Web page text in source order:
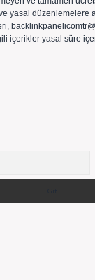
yasal düzenlemelere
içerikler yasal süre